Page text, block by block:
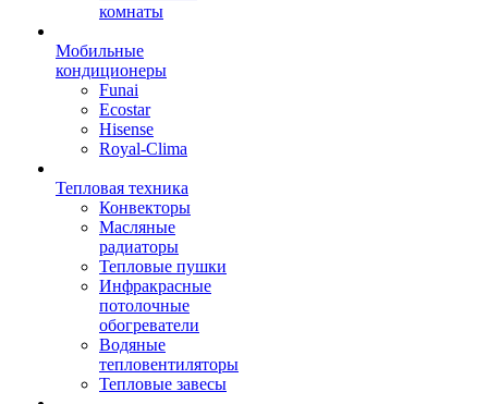
комнаты
Мобильные
кондиционеры
Funai
Ecostar
Hisense
Royal-Clima
Тепловая техника
Конвекторы
Масляные
радиаторы
Тепловые пушки
Инфракрасные
потолочные
обогреватели
Водяные
тепловентиляторы
Тепловые завесы